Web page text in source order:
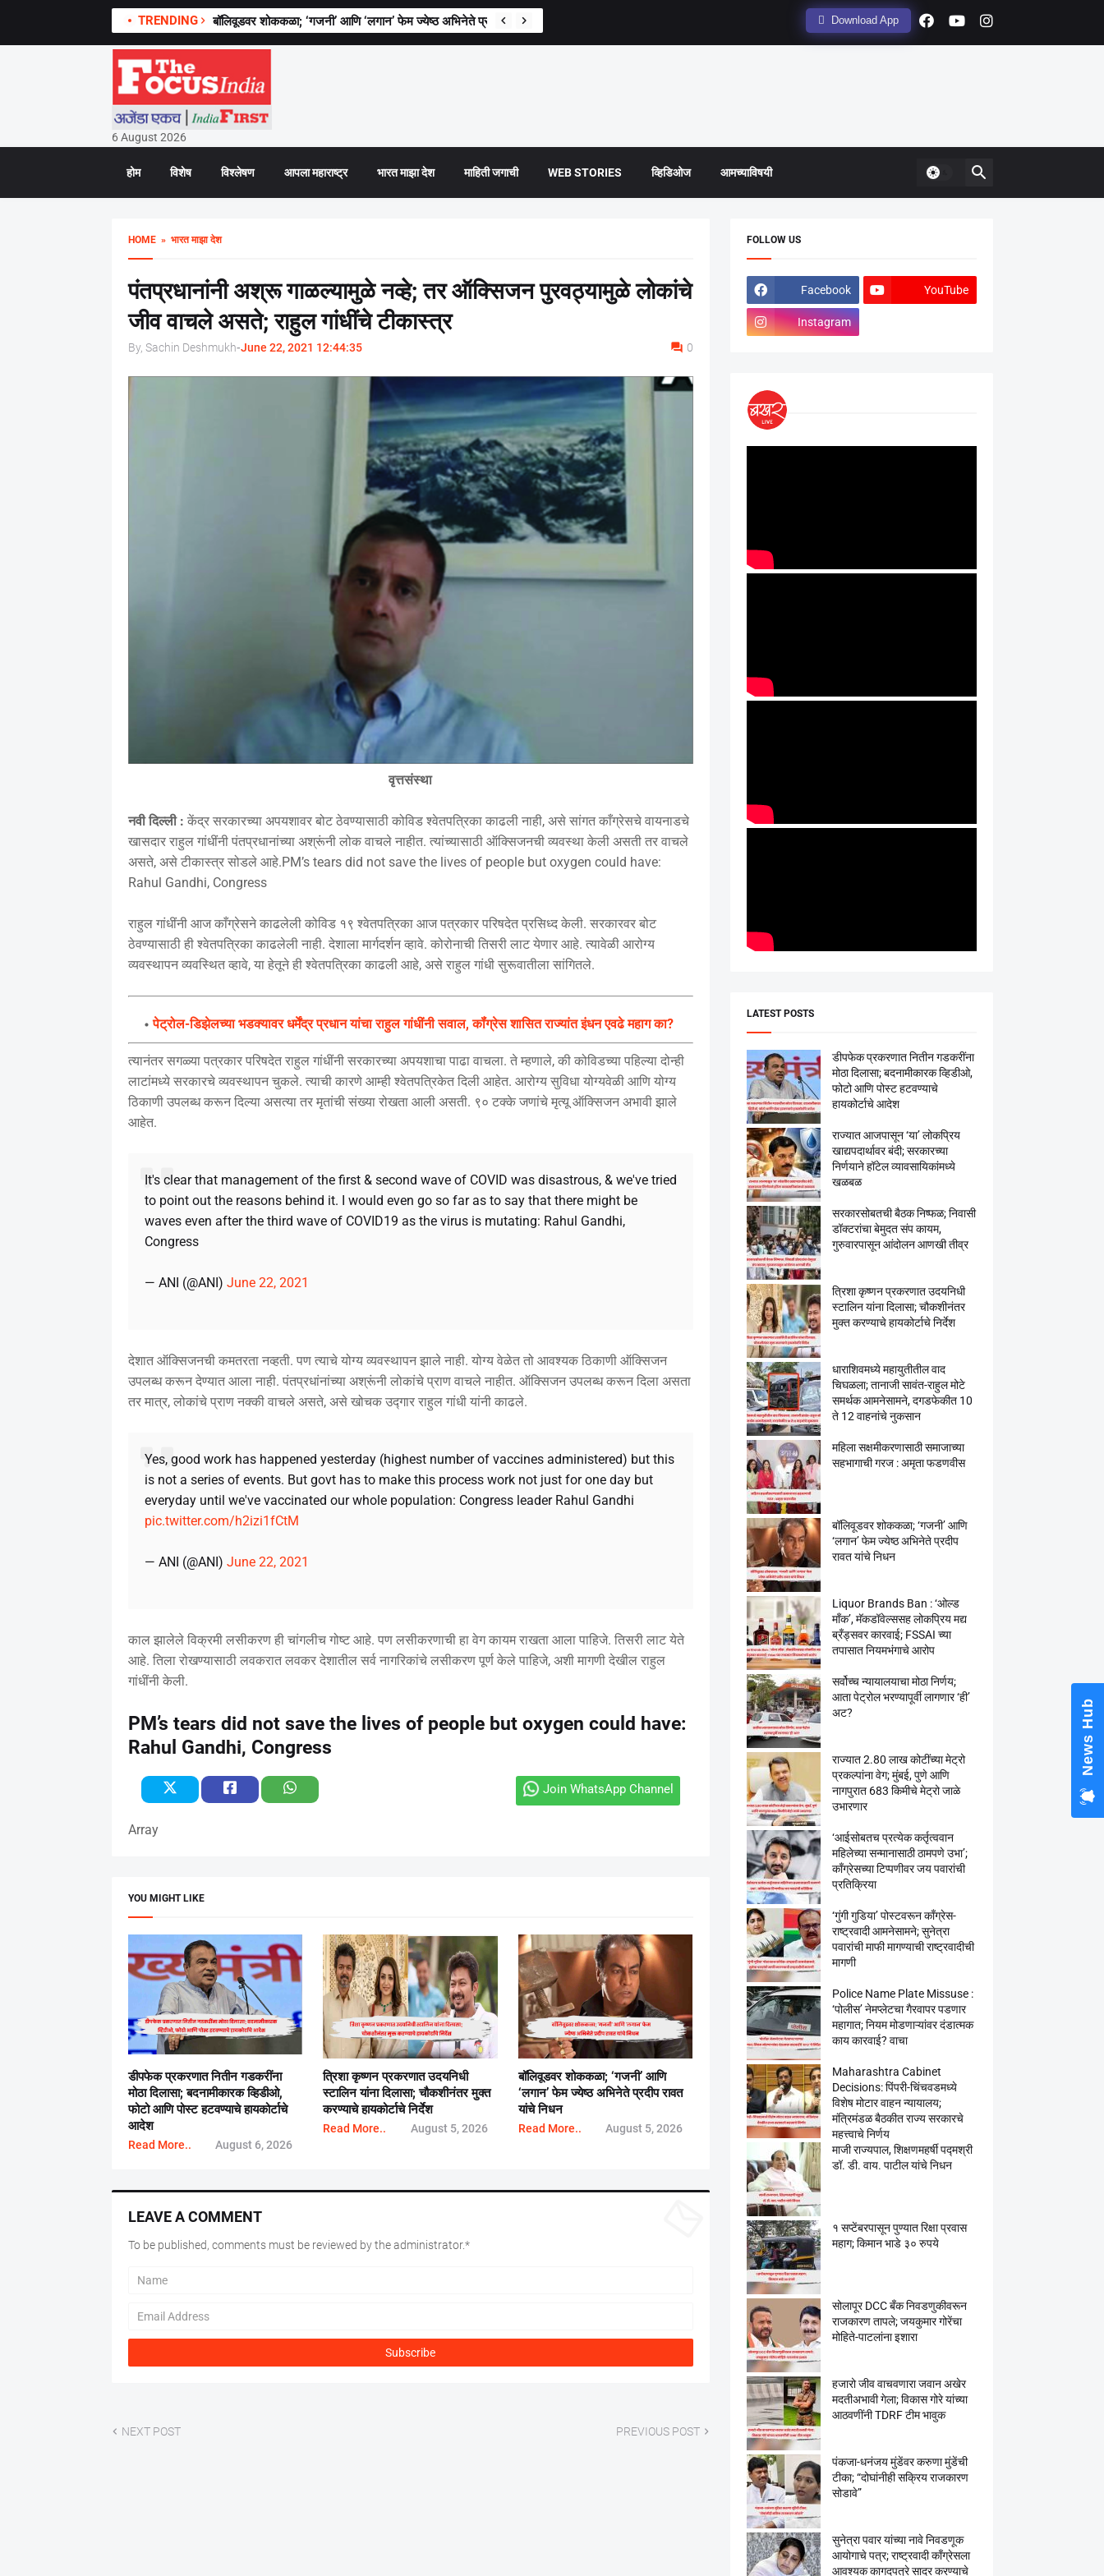
TRENDING महिला सक्षमीकरणासाठी समाजाच्या सहभागाची गरज : अमृता फडणवीस
बॉलिवूडवर शोककळा; ‘गजनी’ आणि ‘लगान’ फेम ज्येष्ठ अभिनेते प्रदीप रावत यांचे निधन Download App
6 August 2026
होम विशेष विश्लेषण आपला महाराष्ट्र भारत माझा देश माहिती जगाची WEB STORIES व्हिडिओज आमच्याविषयी
HOME» भारत माझा देश
पंतप्रधानांनी अश्रू गाळल्यामुळे नव्हे; तर ऑक्सिजन पुरवठ्यामुळे लोकांचे
जीव वाचले असते; राहुल गांधींचे टीकास्त्र
By, Sachin Deshmukh-June 22, 2021 12:44:35 0
वृत्तसंस्था
नवी दिल्ली : केंद्र सरकारच्या अपयशावर बोट ठेवण्यासाठी कोविड श्वेतपत्रिका काढली नाही, असे सांगत काँग्रेसचे वायनाडचे
खासदार राहुल गांधींनी पंतप्रधानांच्या अश्रूंनी लोक वाचले नाहीत. त्यांच्यासाठी ऑक्सिजनची व्यवस्था केली असती तर वाचले
असते, असे टीकास्त्र सोडले आहे.PM’s tears did not save the lives of people but oxygen could have:
Rahul Gandhi, Congress
राहुल गांधींनी आज काँग्रेसने काढलेली कोविड १९ श्वेतपत्रिका आज पत्रकार परिषदेत प्रसिध्द केली. सरकारवर बोट
ठेवण्यासाठी ही श्वेतपत्रिका काढलेली नाही. देशाला मार्गदर्शन व्हावे. कोरोनाची तिसरी लाट येणार आहे. त्यावेळी आरोग्य
व्यवस्थापन व्यवस्थित व्हावे, या हेतूने ही श्वेतपत्रिका काढली आहे, असे राहुल गांधी सुरूवातीला सांगितले.
पेट्रोल-डिझेलच्या भडक्यावर धर्मेंद्र प्रधान यांचा राहुल गांधींनी सवाल, कॉंग्रेस शासित राज्यांत इंधन एवढे महाग का?
त्यानंतर सगळ्या पत्रकार परिषदेत राहुल गांधींनी सरकारच्या अपयशाचा पाढा वाचला. ते म्हणाले, की कोविडच्या पहिल्या दोन्ही
लाटांमध्ये सरकारचे व्यवस्थापन चुकले. त्याची कारणे आम्ही श्वेतपत्रिकेत दिली आहेत. आरोग्य सुविधा योग्यवेळी आणि योग्य
ठिकाणी उपलब्ध करून दिल्या असत्या तर मृतांची संख्या रोखता आली असती. ९० टक्के जणांचे मृत्यू ऑक्सिजन अभावी झाले
आहेत.
It's clear that management of the first & second wave of COVID was disastrous, & we've tried
to point out the reasons behind it. I would even go so far as to say that there might be
waves even after the third wave of COVID19 as the virus is mutating: Rahul Gandhi,
Congress
— ANI (@ANI) June 22, 2021
देशात ऑक्सिजनची कमतरता नव्हती. पण त्याचे योग्य व्यवस्थापन झाले नाही. योग्य वेळेत तो आवश्यक ठिकाणी ऑक्सिजन
उपलब्ध करून देण्यात आला नाही. पंतप्रधांनांच्या अश्रूंनी लोकांचे प्राण वाचले नाहीत. ऑक्सिजन उपलब्ध करून दिला असता
तर मात्र, लोकांचे प्राण नक्की वाचले असते, असे खोचक उद्गार राहुल गांधी यांनी काढले.
Yes, good work has happened yesterday (highest number of vaccines administered) but this
is not a series of events. But govt has to make this process work not just for one day but
everyday until we've vaccinated our whole population: Congress leader Rahul Gandhi
pic.twitter.com/h2izi1fCtM
— ANI (@ANI) June 22, 2021
काल झालेले विक्रमी लसीकरण ही चांगलीच गोष्ट आहे. पण लसीकरणाची हा वेग कायम राखता आला पाहिजे. तिसरी लाट येते
आहे. तिला रोखण्यासाठी लवकरात लवकर देशातील सर्व नागरिकांचे लसीकरण पूर्ण केले पाहिजे, अशी मागणी देखील राहुल
गांधींनी केली.
PM’s tears did not save the lives of people but oxygen could have:
Rahul Gandhi, Congress
Join WhatsApp Channel
Array
YOU MIGHT LIKE
डीपफेक प्रकरणात नितीन गडकरींना
मोठा दिलासा; बदनामीकारक व्हिडीओ,
फोटो आणि पोस्ट हटवण्याचे हायकोर्टाचे
आदेश
Read More.. August 6, 2026
त्रिशा कृष्णन प्रकरणात उदयनिधी
स्टालिन यांना दिलासा; चौकशीनंतर मुक्त
करण्याचे हायकोर्टाचे निर्देश
Read More.. August 5, 2026
बॉलिवूडवर शोककळा; ‘गजनी’ आणि
‘लगान’ फेम ज्येष्ठ अभिनेते प्रदीप रावत
यांचे निधन
Read More.. August 5, 2026
LEAVE A COMMENT
To be published, comments must be reviewed by the administrator.*
NEXT POST PREVIOUS POST
FOLLOW US
Facebook YouTube
Instagram
LATEST POSTS
डीपफेक प्रकरणात नितीन गडकरींना
मोठा दिलासा; बदनामीकारक व्हिडीओ,
फोटो आणि पोस्ट हटवण्याचे
हायकोर्टाचे आदेश
राज्यात आजपासून ‘या’ लोकप्रिय
खाद्यपदार्थावर बंदी; सरकारच्या
निर्णयाने हॉटेल व्यावसायिकांमध्ये
खळबळ
सरकारसोबतची बैठक निष्फळ; निवासी
डॉक्टरांचा बेमुदत संप कायम,
गुरुवारपासून आंदोलन आणखी तीव्र
त्रिशा कृष्णन प्रकरणात उदयनिधी
स्टालिन यांना दिलासा; चौकशीनंतर
मुक्त करण्याचे हायकोर्टाचे निर्देश
धाराशिवमध्ये महायुतीतील वाद
चिघळला; तानाजी सावंत-राहुल मोटे
समर्थक आमनेसामने, दगडफेकीत 10
ते 12 वाहनांचे नुकसान
महिला सक्षमीकरणासाठी समाजाच्या
सहभागाची गरज : अमृता फडणवीस
बॉलिवूडवर शोककळा; ‘गजनी’ आणि
‘लगान’ फेम ज्येष्ठ अभिनेते प्रदीप
रावत यांचे निधन
Liquor Brands Ban : ‘ओल्ड
मॉंक’, मॅकडॉवेल्ससह लोकप्रिय मद्य
ब्रँड्सवर कारवाई; FSSAI च्या
तपासात नियमभंगाचे आरोप
सर्वोच्च न्यायालयाचा मोठा निर्णय;
आता पेट्रोल भरण्यापूर्वी लागणार ‘ही’
अट?
राज्यात 2.80 लाख कोटींच्या मेट्रो
प्रकल्पांना वेग; मुंबई, पुणे आणि
नागपुरात 683 किमीचे मेट्रो जाळे
उभारणार
‘आईसोबतच प्रत्येक कर्तृत्ववान
महिलेच्या सन्मानासाठी ठामपणे उभा’;
काँग्रेसच्या टिप्पणीवर जय पवारांची
प्रतिक्रिया
‘गुंगी गुडिया’ पोस्टवरून काँग्रेस-
राष्ट्रवादी आमनेसामने; सुनेत्रा
पवारांची माफी मागण्याची राष्ट्रवादीची
मागणी
Police Name Plate Missuse :
‘पोलीस’ नेमप्लेटचा गैरवापर पडणार
महागात; नियम मोडणाऱ्यांवर दंडात्मक
काय कारवाई? वाचा
Maharashtra Cabinet
Decisions: पिंपरी-चिंचवडमध्ये
विशेष मोटार वाहन न्यायालय;
मंत्रिमंडळ बैठकीत राज्य सरकारचे
महत्त्वाचे निर्णय
माजी राज्यपाल, शिक्षणमहर्षी पद्मश्री
डॉ. डी. वाय. पाटील यांचे निधन
१ सप्टेंबरपासून पुण्यात रिक्षा प्रवास
महाग; किमान भाडे ३० रुपये
सोलापूर DCC बँक निवडणुकीवरून
राजकारण तापले; जयकुमार गोरेंचा
मोहिते-पाटलांना इशारा
हजारो जीव वाचवणारा जवान अखेर
मदतीअभावी गेला; विकास गोरे यांच्या
आठवणींनी TDRF टीम भावुक
पंकजा-धनंजय मुंडेंवर करुणा मुंडेंची
टीका; “दोघांनीही सक्रिय राजकारण
सोडावे”
सुनेत्रा पवार यांच्या नावे निवडणूक
आयोगाचे पत्र; राष्ट्रवादी काँग्रेसला
आवश्यक कागदपत्रे सादर करण्याचे
News Hub